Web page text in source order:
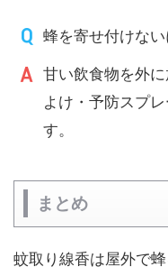
蜂を寄せ付けない
甘い飲食物を外
よけ・予防スプ
す。
まとめ
蚊取り線香は屋外で